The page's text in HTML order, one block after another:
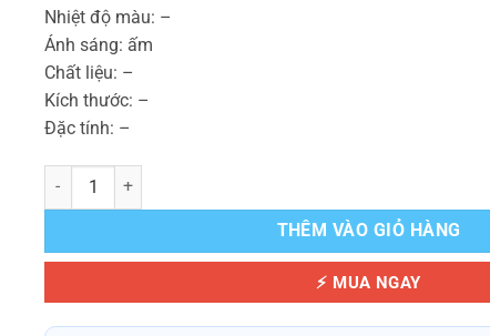
Nhiệt độ màu: –
Ánh sáng: ấm
Chất liệu: –
Kích thước: –
Đặc tính: –
Rivington Bulb WL-BPS100-bulb số lượng
THÊM VÀO GIỎ HÀNG
⚡ MUA NGAY